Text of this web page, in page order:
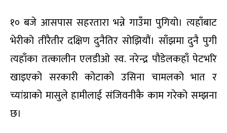
१० बजे आसपास सहरतारा भन्ने गाउँमा पुगियो। त्यहाँबाट
भेरीको तीरैतीर दक्षिण दुनैतिर सोझियौं। साँझमा दुनै पुगी
त्यहाँका तत्कालीन एलडीओ स्व. नरेन्द्र पौडेलकहाँ पेटभरि
खाइएको सरकारी कोटाको उसिना चामलको भात र
च्यांग्राको मासुले हामीलाई संजिवनीकै काम गरेको सम्झना
छ।